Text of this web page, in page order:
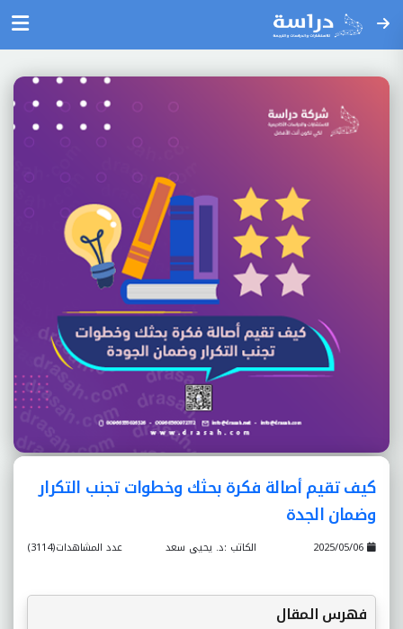
كيف تقيم أصالة فكرة بحثك وخطوات تجنب التكرار
وضمان الجدة
عدد المشاهدات(3114) الكاتب :د. يحيى سعد
فهرس المقال